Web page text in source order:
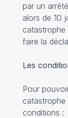
par un
alors de 10
faire la
Les
Pour
catastrophe
conditions :